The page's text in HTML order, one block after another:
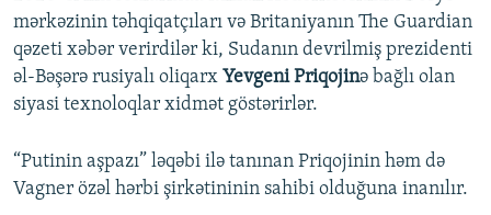
mərkəzinin təhqiqatçıları və Britaniyanın The Guardian
qəzeti xəbər verirdilər ki, Sudanın devrilmiş prezidenti
əl-Bəşərə rusiyalı oliqarx Yevgeni Priqojinə bağlı olan
siyasi texnoloqlar xidmət göstərirlər.
“Putinin aşpazı” ləqəbi ilə tanınan Priqojinin həm də
Vagner özəl hərbi şirkətininin sahibi olduğuna inanılır.